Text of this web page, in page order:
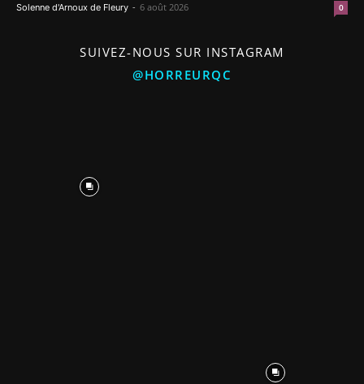
Solenne d'Arnoux de Fleury - 6 août 2026 0
SUIVEZ-NOUS SUR INSTAGRAM
@HORREURQC